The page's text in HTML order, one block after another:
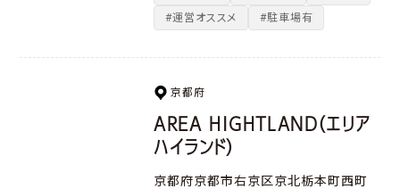
#運営オススメ
#駐車場有
京都府
AREA HIGHTLAND（エリア
ハイランド）
京都府京都市右京区京北栃本町西町